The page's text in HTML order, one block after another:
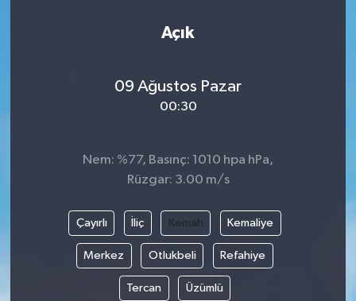
Açık
09 Ağustos Pazar
00:30
Nem: %77, Basınç: 1010 hpa hPa,
Rüzgar: 3.00 m/s
Çayırlı İliç Kemah Kemaliye
Merkez Otlukbeli Refahiye
Tercan Üzümlü